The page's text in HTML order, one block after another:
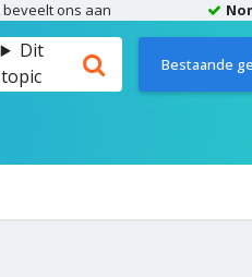
beveelt ons aan
Dit
topic
Bestaande